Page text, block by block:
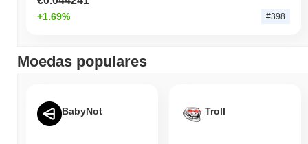
+1.69% #398
Moedas populares
BabyNot Troll